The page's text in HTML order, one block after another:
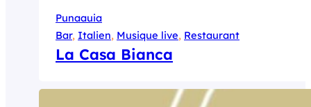
Punaauia
Bar, Italien, Musique live, Restaurant
La Casa Bianca